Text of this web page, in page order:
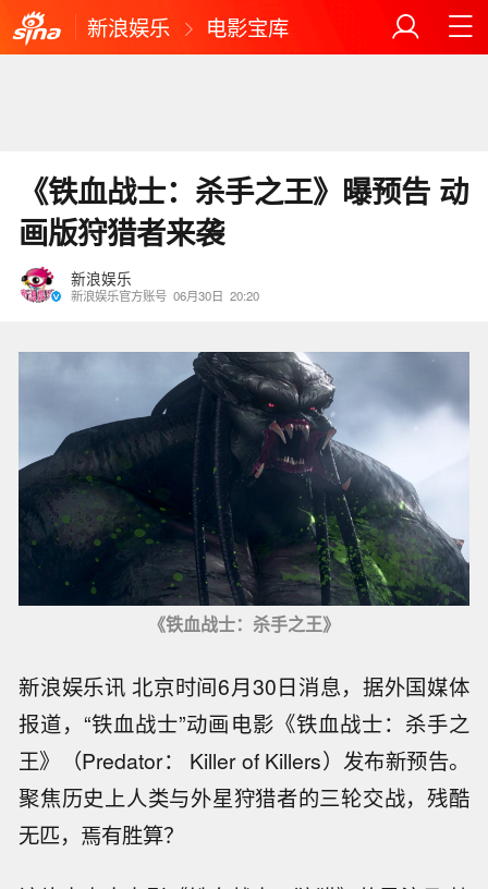
新浪娱乐 电影宝库
《铁血战士：杀手之王》曝预告 动
画版狩猎者来袭
新浪娱乐
新浪娱乐官方账号 06月30日 20:20
《铁血战士：杀手之王》
新浪娱乐讯 北京时间6月30日消息，据外国媒体
报道，“铁血战士”动画电影《铁血战士：杀手之
王》（Predator： Killer of Killers）发布新预告。
聚焦历史上人类与外星狩猎者的三轮交战，残酷
无匹，焉有胜算？